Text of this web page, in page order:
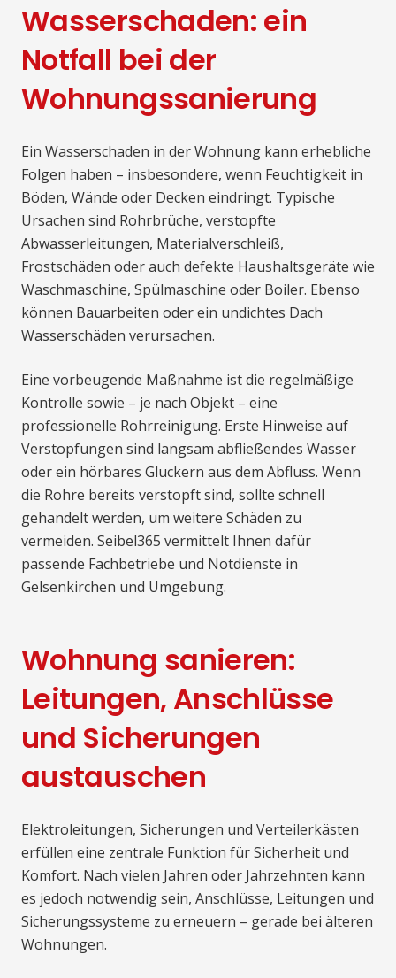
Wasserschaden: ein
Notfall bei der
Wohnungssanierung
Ein Wasserschaden in der Wohnung kann erhebliche
Folgen haben – insbesondere, wenn Feuchtigkeit in
Böden, Wände oder Decken eindringt. Typische
Ursachen sind Rohrbrüche, verstopfte
Abwasserleitungen, Materialverschleiß,
Frostschäden oder auch defekte Haushaltsgeräte wie
Waschmaschine, Spülmaschine oder Boiler. Ebenso
können Bauarbeiten oder ein undichtes Dach
Wasserschäden verursachen.
Eine vorbeugende Maßnahme ist die regelmäßige
Kontrolle sowie – je nach Objekt – eine
professionelle Rohrreinigung. Erste Hinweise auf
Verstopfungen sind langsam abfließendes Wasser
oder ein hörbares Gluckern aus dem Abfluss. Wenn
die Rohre bereits verstopft sind, sollte schnell
gehandelt werden, um weitere Schäden zu
vermeiden. Seibel365 vermittelt Ihnen dafür
passende Fachbetriebe und Notdienste in
Gelsenkirchen und Umgebung.
Wohnung sanieren:
Leitungen, Anschlüsse
und Sicherungen
austauschen
Elektroleitungen, Sicherungen und Verteilerkästen
erfüllen eine zentrale Funktion für Sicherheit und
Komfort. Nach vielen Jahren oder Jahrzehnten kann
es jedoch notwendig sein, Anschlüsse, Leitungen und
Sicherungssysteme zu erneuern – gerade bei älteren
Wohnungen.